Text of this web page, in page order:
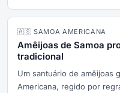
🇦🇸 SAMOA AMERICANA
Amêijoas de Samoa
tradicional
Um santuário de amêijoas
Americana, regido por